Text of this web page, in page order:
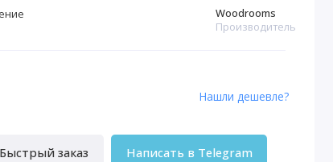
Woodrooms
Производитель
Быстрый заказ Написать в Telegram
Нашли дешевле?